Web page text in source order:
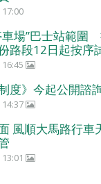
車場”巴士站範
路段12日起按序
度》今起公開諮
風順大馬路行車